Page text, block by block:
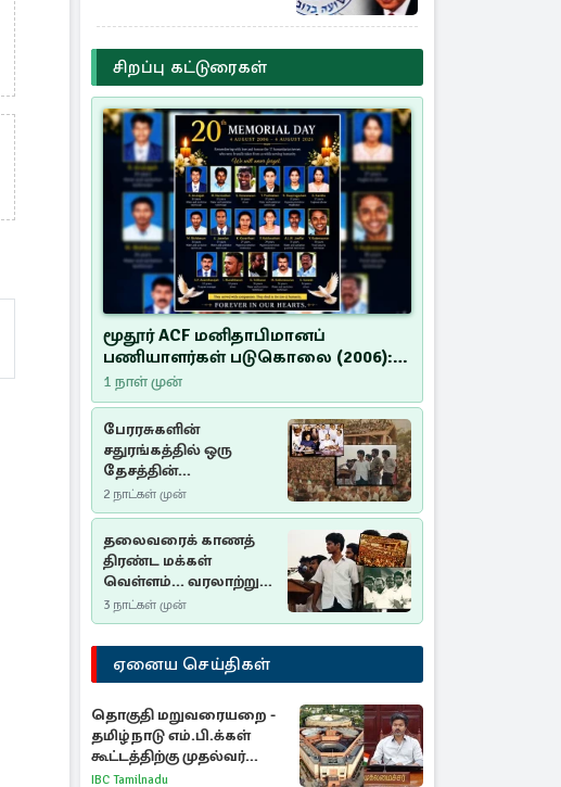
சிறப்பு கட்டுரைகள்
மூதூர் ACF மனிதாபிமானப்
பணியாளர்கள் படுகொலை (2006):
20 ஆண்டுகளாகியும் நீதி
மறுக்கப்பட்ட மனிதாபிமானப்
பேரவலம்
1 நாள் முன்
பேரரசுகளின்
சதுரங்கத்தில் ஒரு
தேசத்தின்
தீர்க்கதரிசனம் :
சுதுமலை பிரகடனம்
ஒரு வரலாற்றுப் பாடம்
2 நாட்கள் முன்
தலைவரைக் காணத்
திரண்ட மக்கள்
வெள்ளம்... வரலாற்றுச்
சிறப்புமிக்க சுதுமலைப்
பிரகடனம்…
3 நாட்கள் முன்
ஏனைய செய்திகள்
தொகுதி மறுவரையறை -
தமிழ்நாடு எம்.பி.க்கள்
கூட்டத்திற்கு முதல்வர்
விஜய் அழைப்பு
IBC Tamilnadu